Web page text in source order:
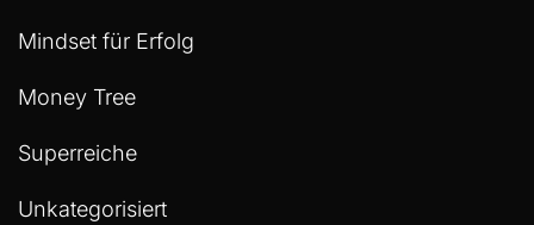
Mindset für Erfolg
Money Tree
Superreiche
Unkategorisiert